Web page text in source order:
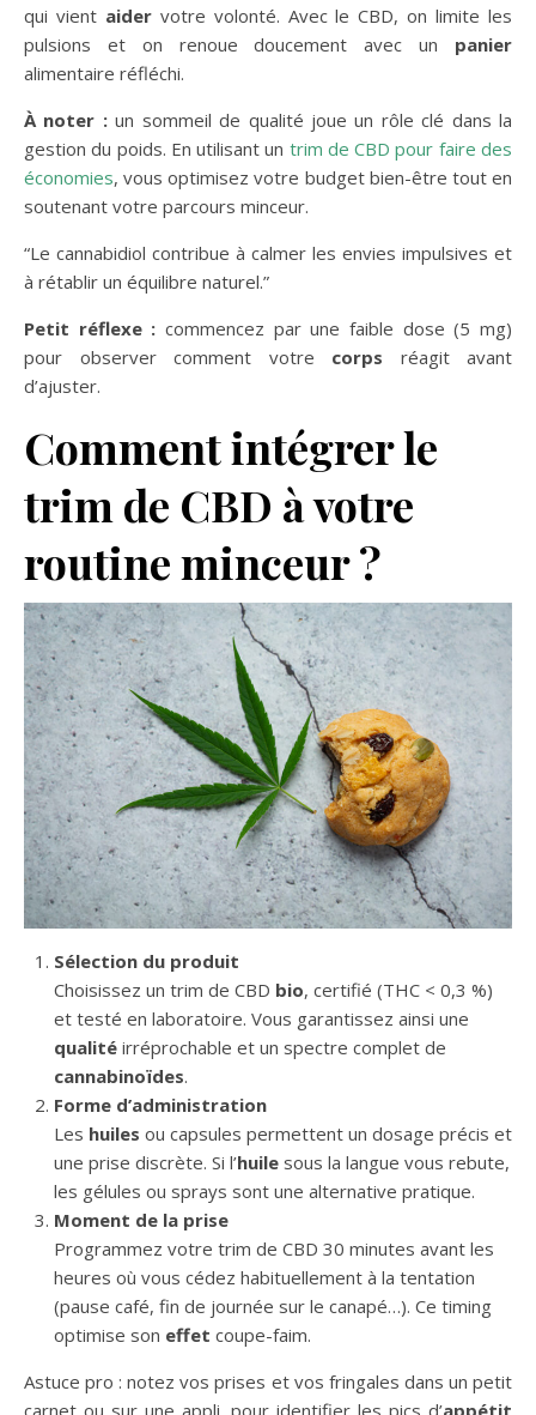
qui vient aidervotre volonté. Avec le CBD, on limite les
pulsions et on renoue doucement avec un panier
alimentaire réfléchi.
À noter :un sommeil de qualité joue un rôle clé dans la
gestion du poids. En utilisant un trim de CBD pour faire des
économies, vous optimisez votre budget bien-être tout en
soutenant votre parcours minceur.
“Le cannabidiol contribue à calmer les envies impulsives et
à rétablir un équilibre naturel.”
Petit réflexe : commencez par une faible dose (5 mg)
pour observer comment votre corps réagit avant
d’ajuster.
Comment intégrer le
trim de CBD à votre
routine minceur ?
Sélection du produit
Choisissez un trim de CBD bio, certifié (THC < 0,3 %)
et testé en laboratoire. Vous garantissez ainsi une
qualité irréprochable et un spectre complet de
cannabinoïdes.
Forme d’administration
Les huiles ou capsules permettent un dosage précis et
une prise discrète. Si l’huile sous la langue vous rebute,
les gélules ou sprays sont une alternative pratique.
Moment de la prise
Programmez votre trim de CBD 30 minutes avant les
heures où vous cédez habituellement à la tentation
(pause café, fin de journée sur le canapé…). Ce timing
optimise son effet coupe-faim.
Astuce pro : notez vos prises et vos fringales dans un petit
carnet ou sur une appli, pour identifier les pics d’appétit